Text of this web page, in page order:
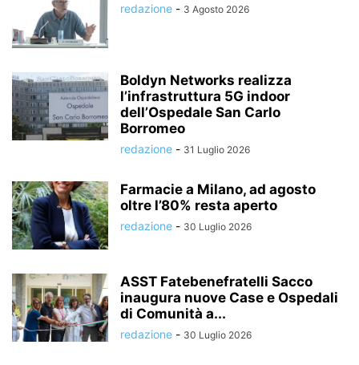
redazione - 3 Agosto 2026
Boldyn Networks realizza
l’infrastruttura 5G indoor
dell’Ospedale San Carlo
Borromeo
redazione - 31 Luglio 2026
Farmacie a Milano, ad agosto
oltre l’80% resta aperto
redazione - 30 Luglio 2026
ASST Fatebenefratelli Sacco
inaugura nuove Case e Ospedali
di Comunità a...
redazione - 30 Luglio 2026